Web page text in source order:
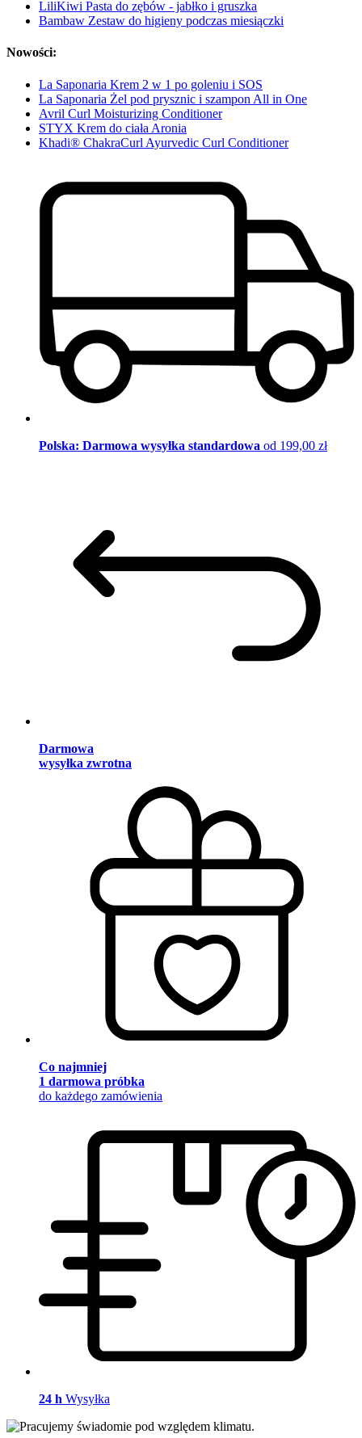
LiliKiwi Pasta do zębów - jabłko i gruszka
Bambaw Zestaw do higieny podczas miesiączki
Nowości:
La Saponaria Krem 2 w 1 po goleniu i SOS
La Saponaria Żel pod prysznic i szampon All in One
Avril Curl Moisturizing Conditioner
STYX Krem do ciała Aronia
Khadi® ChakraCurl Ayurvedic Curl Conditioner
Polska: Darmowa wysyłka standardowa od 199,00 zł
Darmowa
wysyłka zwrotna
Co najmniej
1 darmowa próbka
do każdego zamówienia
24 h Wysyłka